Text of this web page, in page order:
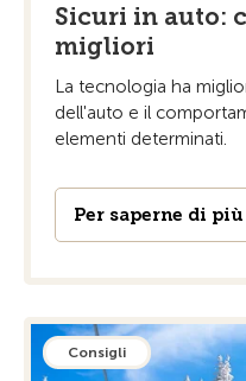
Sicuri in auto:
migliori
La tecnologia ha
dell'auto e il
elementi determinati.
Per saperne di più
Consigli